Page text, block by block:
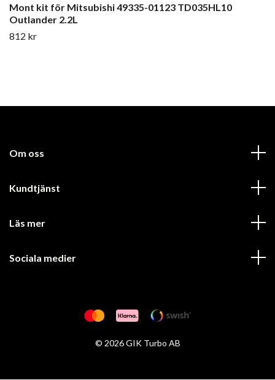
Mont kit för Mitsubishi 49335-01123 TD035HL10
Outlander 2.2L
812 kr
Om oss
Kundtjänst
Läs mer
Sociala medier
© 2026 GIK Turbo AB